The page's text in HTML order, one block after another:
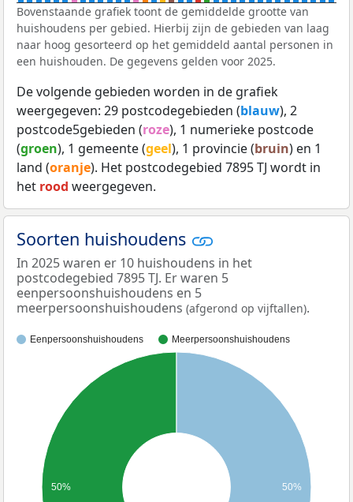
Bovenstaande grafiek toont de gemiddelde grootte van
huishoudens per gebied. Hierbij zijn de gebieden van laag
naar hoog gesorteerd op het gemiddeld aantal personen in
een huishouden. De gegevens gelden voor 2025.
De volgende gebieden worden in de grafiek
weergegeven: 29 postcodegebieden (blauw), 2
postcode5gebieden (roze), 1 numerieke postcode
(groen), 1 gemeente (geel), 1 provincie (bruin) en 1
land (oranje). Het postcodegebied 7895 TJ wordt in
het rood weergegeven.
Soorten huishoudens
In 2025 waren er 10 huishoudens in het
postcodegebied 7895 TJ. Er waren 5
eenpersoonshuishoudens en 5
meerpersoonshuishoudens (afgerond op vijftallen).
Eenpersoonshuishoudens Meerpersoonshuishoudens
50% 50%